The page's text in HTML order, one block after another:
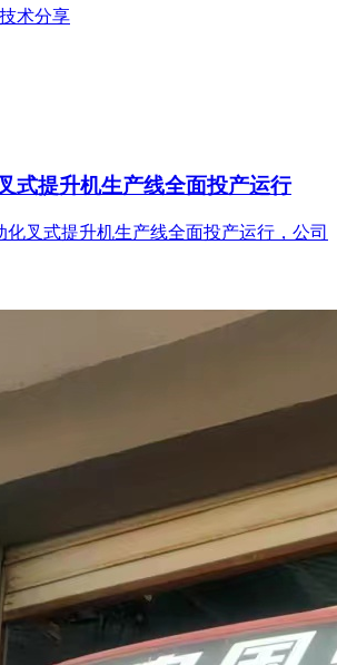
技术分享
式提升机生产线全面投产运行
叉式提升机生产线全面投产运行，公司